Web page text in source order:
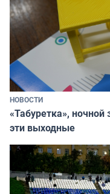
НОВОСТИ
«Табуретка»,
эти выходные